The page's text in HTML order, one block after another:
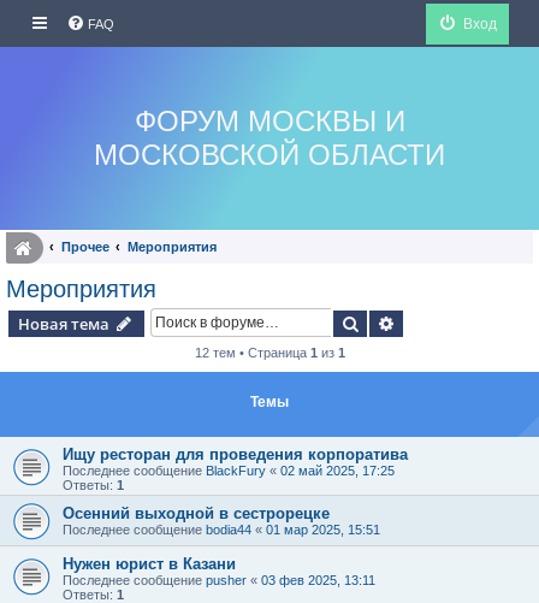
FAQ Вход
ФОРУМ МОСКВЫ И
МОСКОВСКОЙ ОБЛАСТИ
Прочее Мероприятия
Мероприятия
Новая тема Поиск
12 тем • Страница 1 из 1
Темы
Ищу ресторан для проведения корпоратива
Последнее сообщение BlackFury « 02 май 2025, 17:25
Ответы: 1
Осенний выходной в сестрорецке
Последнее сообщение bodia44 « 01 мар 2025, 15:51
Нужен юрист в Казани
Последнее сообщение pusher « 03 фев 2025, 13:11
Ответы: 1